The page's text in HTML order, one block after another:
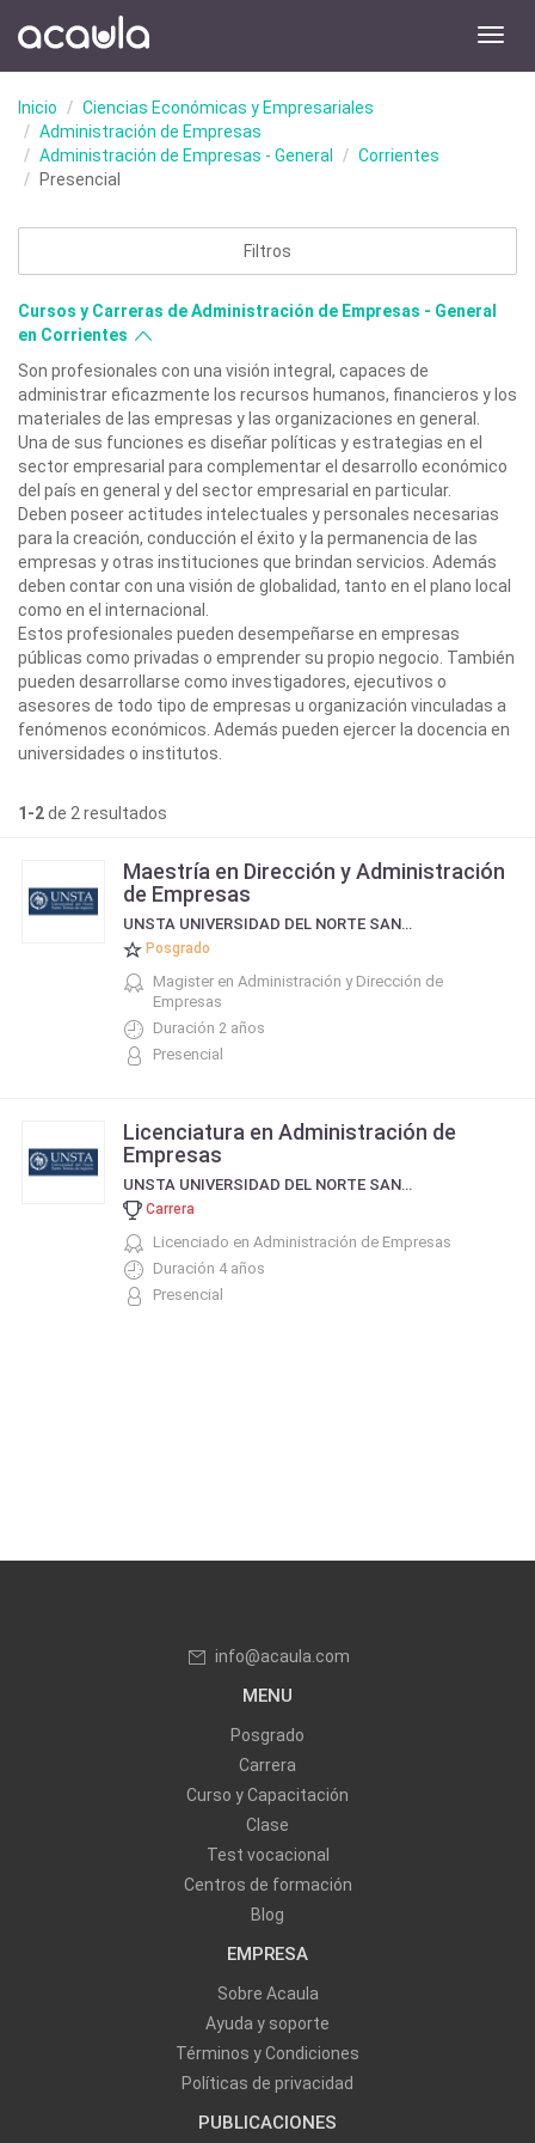
Inicio
Ciencias Económicas y Empresariales
Administración de Empresas
Administración de Empresas - General
Corrientes
Presencial
Filtros
Cursos y Carreras de Administración de Empresas - General
en Corrientes
Son profesionales con una visión integral, capaces de
administrar eficazmente los recursos humanos, financieros y los
materiales de las empresas y las organizaciones en general.
Una de sus funciones es diseñar políticas y estrategias en el
sector empresarial para complementar el desarrollo económico
del país en general y del sector empresarial en particular.
Deben poseer actitudes intelectuales y personales necesarias
para la creación, conducción el éxito y la permanencia de las
empresas y otras instituciones que brindan servicios. Además
deben contar con una visión de globalidad, tanto en el plano local
como en el internacional.
Estos profesionales pueden desempeñarse en empresas
públicas como privadas o emprender su propio negocio. También
pueden desarrollarse como investigadores, ejecutivos o
asesores de todo tipo de empresas u organización vinculadas a
fenómenos económicos. Además pueden ejercer la docencia en
universidades o institutos.
1-2de 2 resultados
Maestría en Dirección y Administración
de Empresas
UNSTA UNIVERSIDAD DEL NORTE SANTO TOMÁS DE AQUINO
Posgrado
Magister en Administración y Dirección de
Empresas
Duración 2 años
Presencial
Licenciatura en Administración de
Empresas
UNSTA UNIVERSIDAD DEL NORTE SANTO TOMÁS DE AQUINO
Carrera
Licenciado en Administración de Empresas
Duración 4 años
Presencial
info@acaula.com
MENU
Posgrado
Carrera
Curso y Capacitación
Clase
Test vocacional
Centros de formación
Blog
EMPRESA
Sobre Acaula
Ayuda y soporte
Términos y Condiciones
Políticas de privacidad
PUBLICACIONES